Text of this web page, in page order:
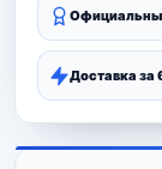
Доставка за